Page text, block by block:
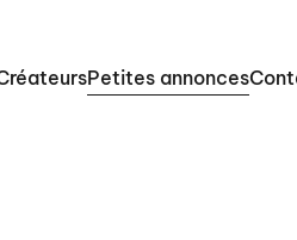
Petites annonces